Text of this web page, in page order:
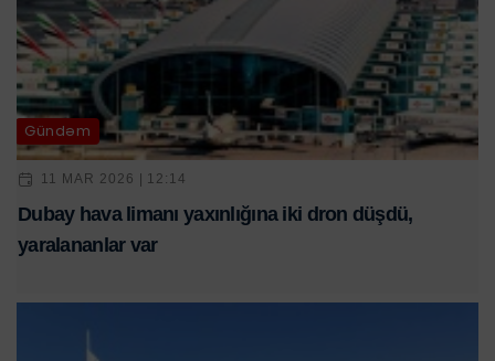
Gündəm
11 MAR 2026 | 12:14
Dubay hava limanı yaxınlığına iki dron düşdü,
yaralananlar var